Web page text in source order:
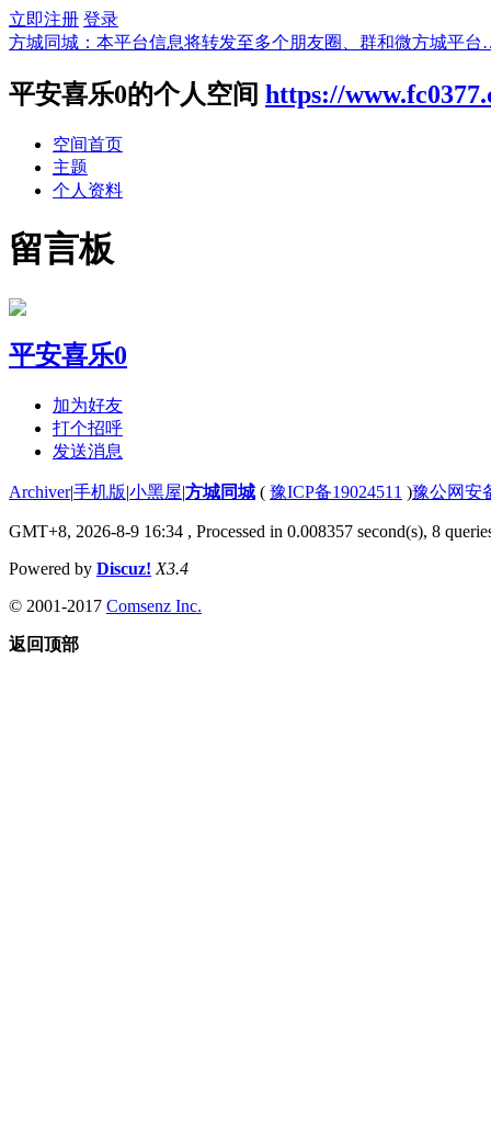
立即注册 登录
方城同城：本平台信息将转发至多个朋友圈、群和微方城平
平安喜乐0的个人空间 https://
空间首页
主题
个人资料
留言板
平安喜乐0
加为好友
打个招呼
发送消息
Archiver|手机版|小黑屋|方城同城 ( 豫ICP备19024511 )豫公网安
GMT+8, 2026-8-9 16:34 , Processed in 0.008357 second(s), 8
Powered by Discuz! X3.4
© 2001-2017 Comsenz Inc.
返回顶部